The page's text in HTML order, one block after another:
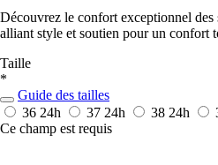
Découvrez le confort exceptionnel
alliant style et soutien pour un confort
Taille
*
Guide des tailles
36 24h 37 24h 38 24h
Ce champ est requis